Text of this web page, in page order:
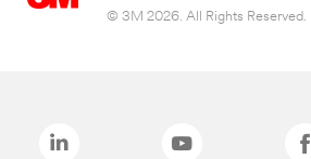
© 3M 2026. All Rights Reserved.